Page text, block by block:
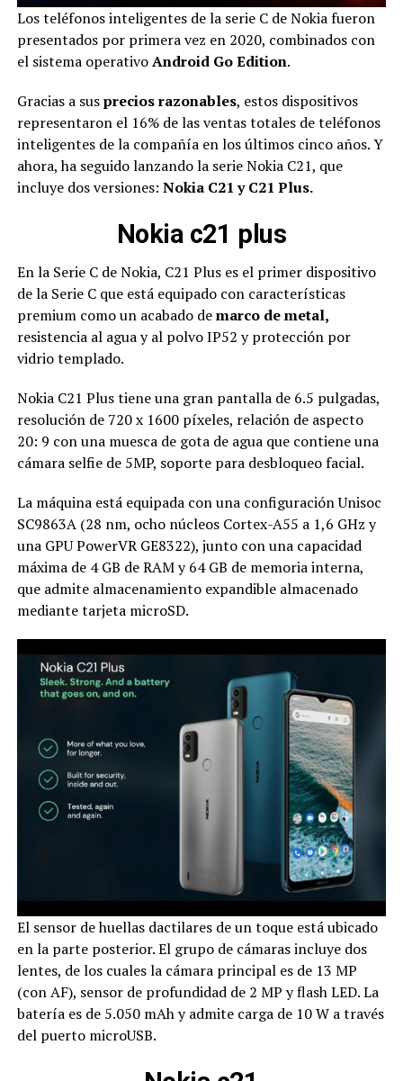
Los teléfonos inteligentes de la serie C de Nokia fueron
presentados por primera vez en 2020, combinados con
el sistema operativoAndroid Go Edition.
Gracias a susprecios razonables, estos dispositivos
representaron el 16% de las ventas totales de teléfonos
inteligentes de la compañía en los últimos cinco años. Y
ahora, ha seguido lanzando la serie Nokia C21, que
incluye dos versiones: Nokia C21 y C21 Plus.
Nokia c21 plus
En la Serie C de Nokia, C21 Plus es el primer dispositivo
de la Serie C que está equipado con características
premium como un acabado demarco de metal,
resistencia al agua y al polvo IP52 y protección por
vidrio templado.
Nokia C21 Plus tiene una gran pantalla de 6.5 pulgadas,
resolución de 720 x 1600 píxeles, relación de aspecto
20: 9 con una muesca de gota de agua que contiene una
cámara selfie de 5MP, soporte para desbloqueo facial.
La máquina está equipada con una configuración Unisoc
SC9863A (28 nm, ocho núcleos Cortex-A55 a 1,6 GHz y
una GPU PowerVR GE8322), junto con una capacidad
máxima de 4 GB de RAM y 64 GB de memoria interna,
que admite almacenamiento expandible almacenado
mediante tarjeta microSD.
El sensor de huellas dactilares de un toque está ubicado
en la parte posterior. El grupo de cámaras incluye dos
lentes, de los cuales la cámara principal es de 13 MP
(con AF), sensor de profundidad de 2 MP y flash LED. La
batería es de 5.050 mAh y admite carga de 10 W a través
del puerto microUSB.